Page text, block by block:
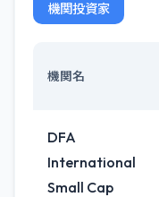
機関投資家
機関名
DFA
International
Small Cap